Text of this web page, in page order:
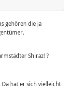
gehören die ja
Shiraz! ?
Da hat er sich vielleicht